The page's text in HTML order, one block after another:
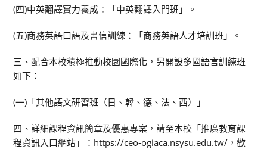
(四)中英翻譯實力養成：「中英翻譯入門班」。
(五)商務英語口語及書信訓練：「商務英語人才培訓班」。
三、配合本校積極推動校園國際化，另開設多國語言訓練班
如下：
(一)「其他語文研習班（日、韓、德、法、西）」
四、詳細課程資訊簡章及優惠專案，請至本校「推廣教育課
程資訊入口網站」：https://ceo-ogiaca.nsysu.edu.tw/，歡